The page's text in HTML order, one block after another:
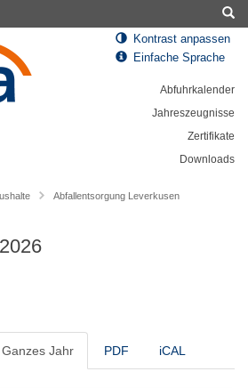
Kontrast anpassen
Einfache Sprache
Abfuhrkalender
Jahreszeugnisse
Zertifikate
Downloads
Abfallentsorgung Leverkusen
Ganzes Jahr PDF iCAL